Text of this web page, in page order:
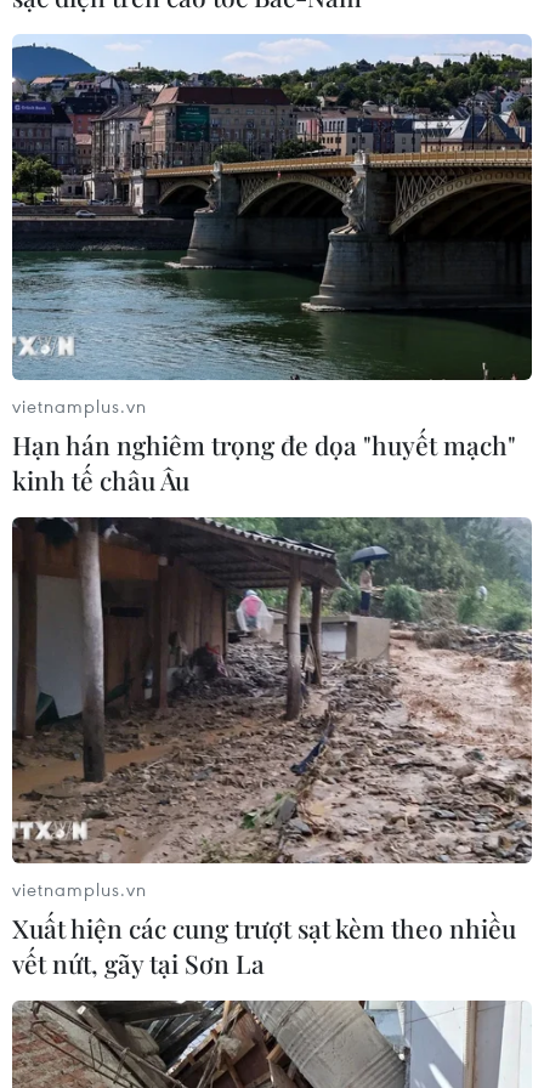
(Vietnam+)
#cải tạo bãi đá ngầm #Five Eyes
#cải tạo Biển Đông
#Ấn Độ Dương-Thái Bình Dương
Theo dõi VietnamPlus
TIN LIÊN QUAN
vietnamplus.vn
Hạn hán nghiêm trọng đe dọa "huyết mạch"
kinh tế châu Âu
vietnamplus.vn
Xuất hiện các cung trượt sạt kèm theo nhiều
vết nứt, gãy tại Sơn La